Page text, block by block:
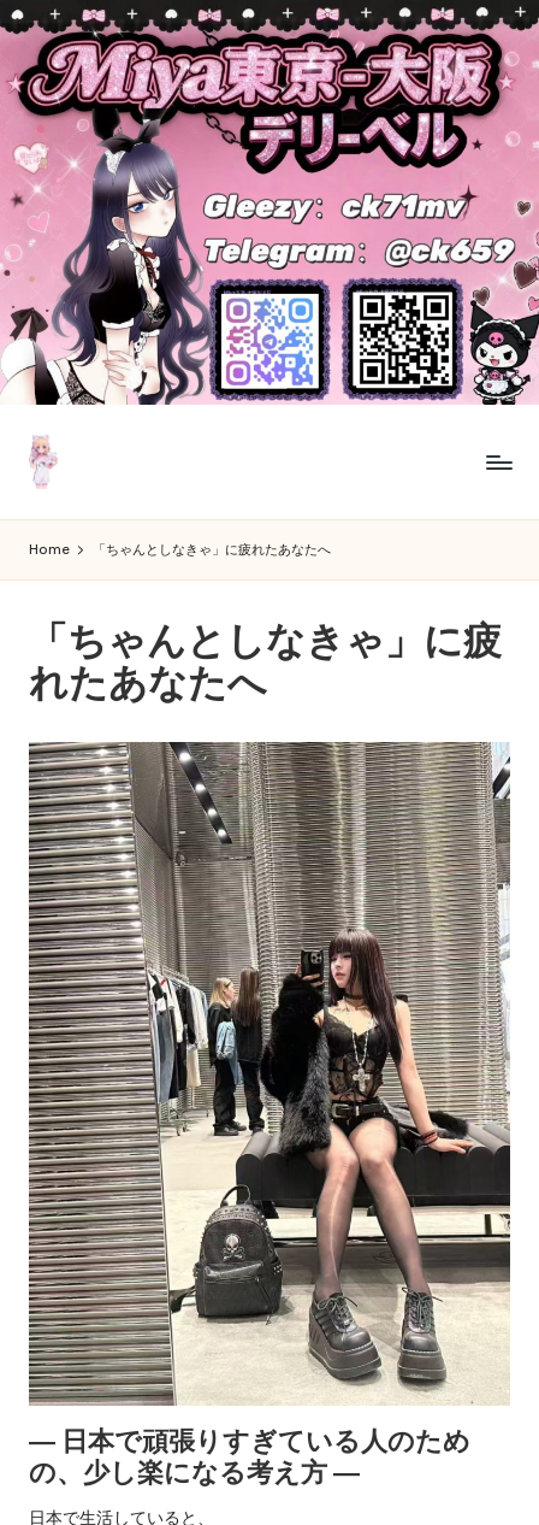
to
content
M
iy
a
東
京
阪
デ
リ
ヘ
ル
|
出
張
エ
ス
テ
・
泡
泡
浴
・
健
康
大
出
張！
の
極
上
癒
し
と
濃
厚
サ
ー
ビ
ス
♡
本
日
出
勤・
新
人
情
報・
口
コ
ミ
数
Home 「ちゃんとしなきゃ」に疲れたあなたへ
「ちゃんとしなきゃ」に疲
れたあなたへ
― 日本で頑張りすぎている人のため
の、少し楽になる考え方 ―
日本で生活していると、